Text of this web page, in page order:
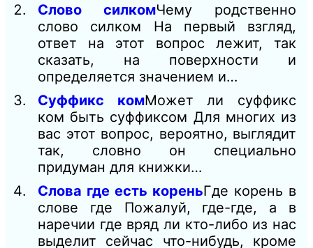
Слово силкомЧему родственно
слово силком На первый взгляд,
ответ на этот вопрос лежит, так
сказать, на поверхности и
определяется значением и…
Суффикс комМожет ли суффикс
ком быть суффиксом Для многих из
вас этот вопрос, вероятно, выглядит
так, словно он специально
придуман для книжки…
Слова где есть кореньГде корень в
слове где Пожалуй, где-где, а в
наречии где вряд ли кто-либо из нас
выделит сейчас что-нибудь, кроме